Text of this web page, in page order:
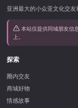
亚洲最大的小众亚文化交友
本站仅提供同城朋友信
上。
探索
圈内交友
商城好物
情感故事